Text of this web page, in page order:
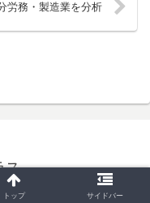
労務・製造業を分析
ス
ス.
トップ サイドバー